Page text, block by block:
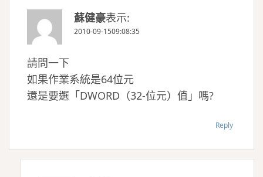
蘇健豪表示:
2010-09-1509:08:35
請問一下
如果作業系統是64位元
還是要選「DWORD（32-位元）值」嗎?
Reply